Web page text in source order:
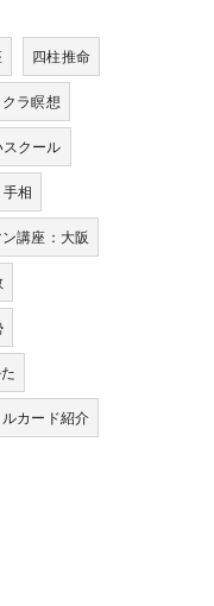
四柱推命
ラ瞑想
クール
手相
講座：大阪
カード紹介